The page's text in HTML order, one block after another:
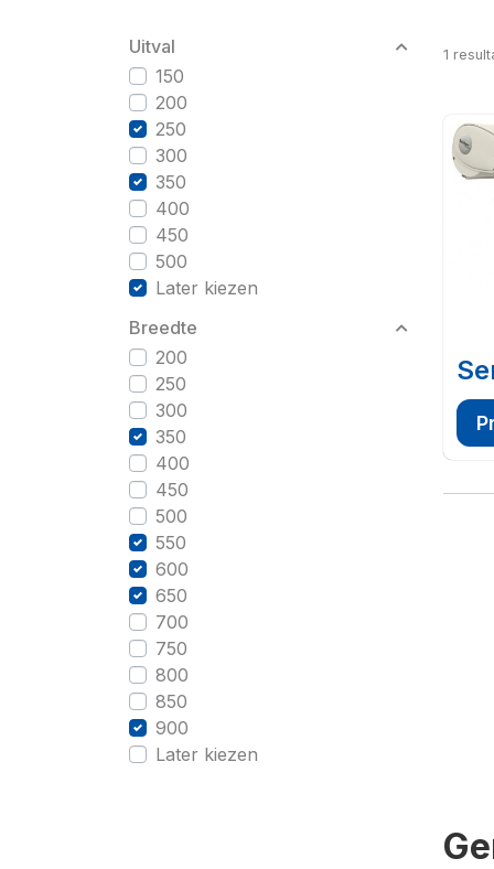
Uitval
150
200
250
300
350
400
450
500
Later kiezen
Breedte
200
250
300
350
400
450
500
550
600
650
700
750
800
850
900
Later kiezen
1